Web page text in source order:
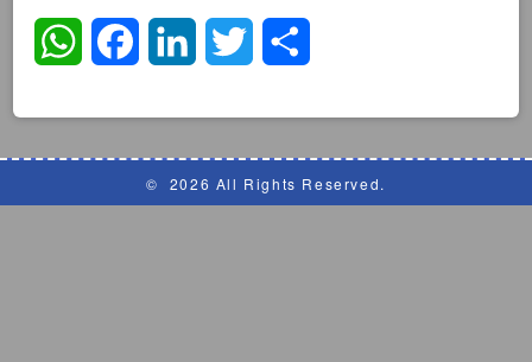
WhatsAppFacebookLinkedInTwitter
© 2026 All Rights Reserved.